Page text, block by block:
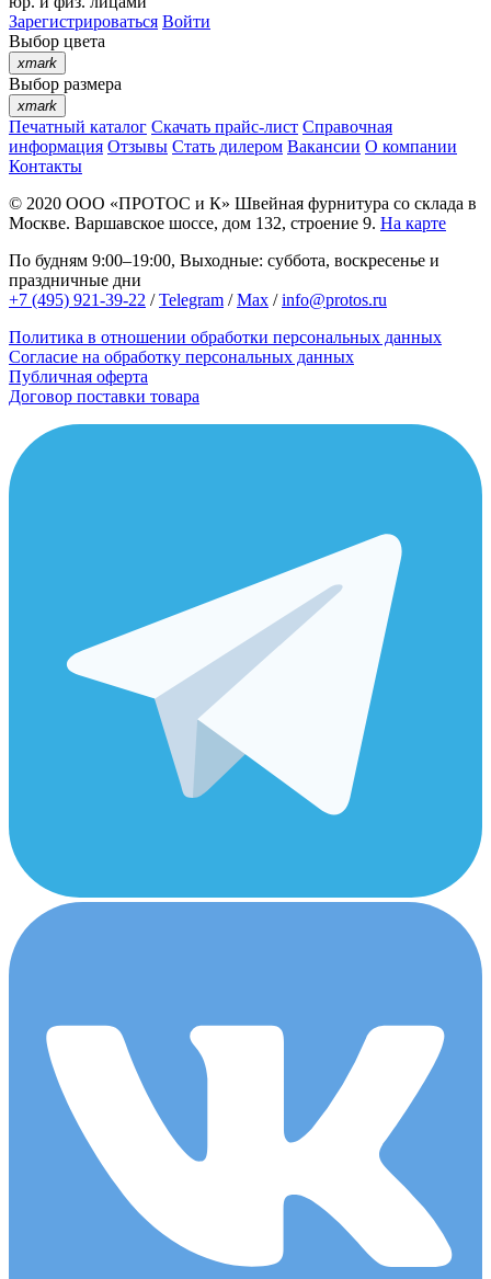
Зарегистрироваться Войти
Выбор цвета
xmark
Выбор размера
xmark
Печатный каталог Скачать прайс-лист Справочная
информация Отзывы Стать дилером Вакансии О компании
Контакты
© 2020 ООО «ПРОТОС и К» Швейная фурнитура со склада в
Москве. Варшавское шоссе, дом 132, строение 9. На карте
По будням 9:00–19:00, Выходные: суббота, воскресенье и
праздничные дни
+7 (495) 921-39-22 /Telegram /Max /info@protos.ru
Политика в отношении обработки персональных данных
Согласие на обработку персональных данных
Публичная оферта
Договор поставки товара